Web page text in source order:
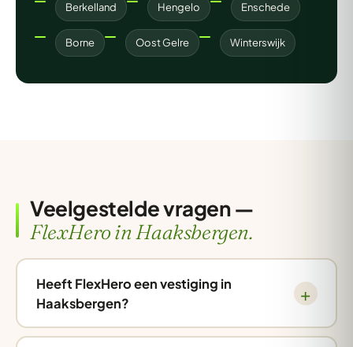
Berkelland Hengelo Enschede
Borne Oost Gelre Winterswijk
Veelgestelde vragen —
FlexHero in Haaksbergen.
Heeft FlexHero een vestiging in
Haaksbergen?